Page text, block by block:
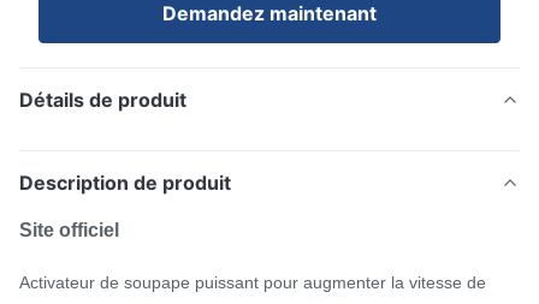
Demandez maintenant
Détails de produit
Description de produit
Site officiel
Activateur de soupape puissant pour augmenter la vitesse de